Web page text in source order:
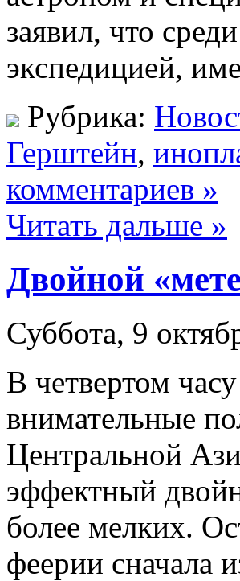
заявил, что
экспедицией,
Рубрика:
Герштейн,
комментариев »
Читать дальше »
Двойной
Суббота, 9
В четвертом
внимательные
Центральной
эффектный
более мелких.
феерии сначала